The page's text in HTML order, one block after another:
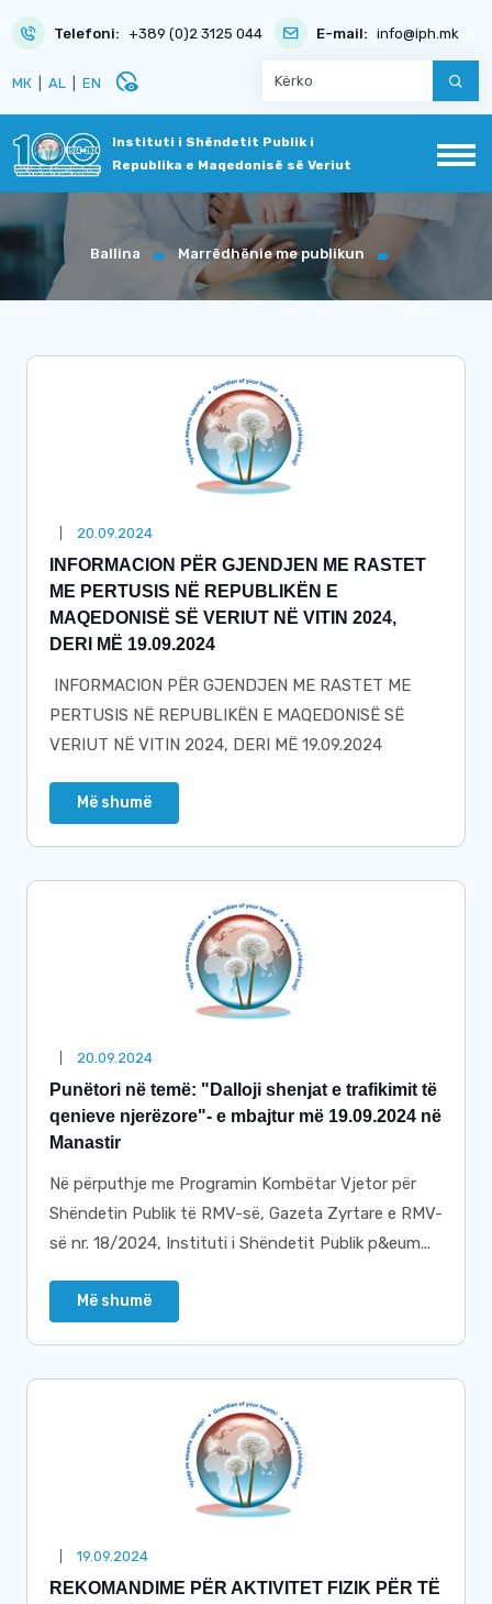
Telefoni: +389 (0)2 3125 044 E-mail: info@iph.mk
МК AL EN disabled_visible
Instituti i Shëndetit Publik i
Republika e Maqedonisë së Veriut
Ballina Marrëdhënie me publikun
20.09.2024
INFORMACION PËR GJENDJEN ME RASTET
ME PERTUSIS NË REPUBLIKËN E
MAQEDONISË SË VERIUT NË VITIN 2024,
DERI MË 19.09.2024
INFORMACION PËR GJENDJEN ME RASTET ME
PERTUSIS NË REPUBLIKËN E MAQEDONISË SË
VERIUT NË VITIN 2024, DERI MË 19.09.2024
Më shumë
20.09.2024
Punëtori në temë: "Dalloji shenjat e trafikimit të
qenieve njerëzore"- e mbajtur më 19.09.2024 në
Manastir
Në përputhje me Programin Kombëtar Vjetor për
Shëndetin Publik të RMV-së, Gazeta Zyrtare e RMV-
së nr. 18/2024, Instituti i Shëndetit Publik p&eum...
Më shumë
19.09.2024
REKOMANDIME PËR AKTIVITET FIZIK PËR TË